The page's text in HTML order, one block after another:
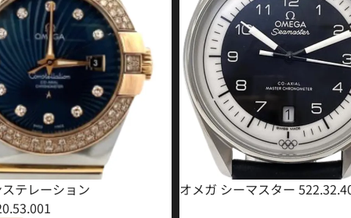
テレーション
オメガ シーマスター